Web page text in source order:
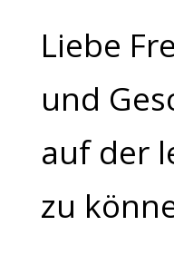
Liebe
und
auf der
zu